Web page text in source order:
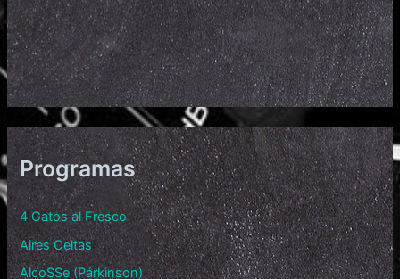
Programas
4 Gatos al Fresco
Aires Celtas
AlcoSSe (Párkinson)